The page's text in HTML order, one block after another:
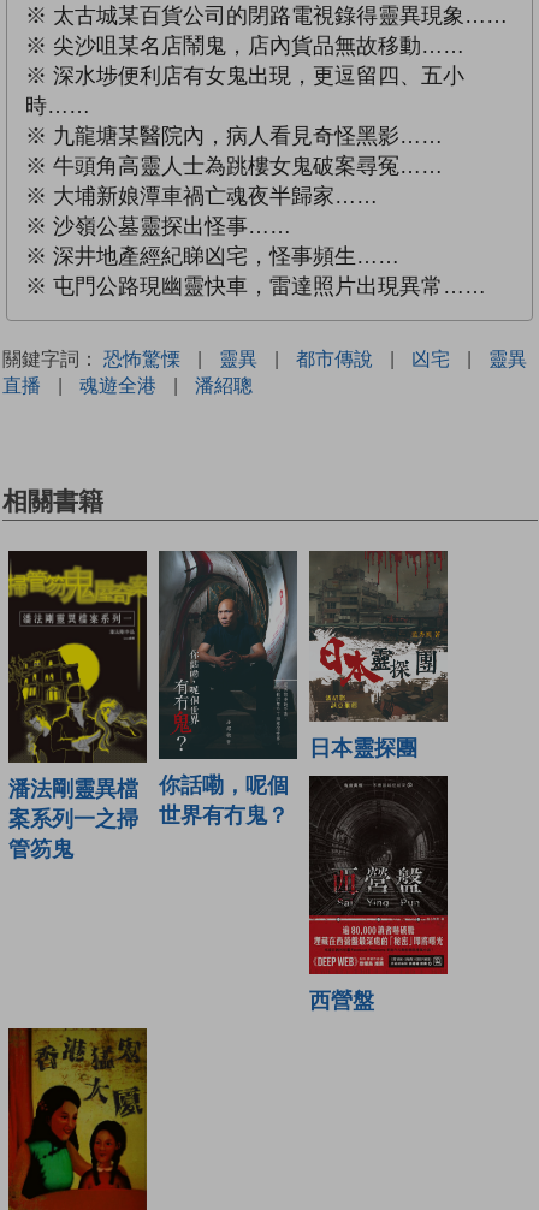
※ 太古城某百貨公司的閉路電視錄得靈異現象……
※ 尖沙咀某名店鬧鬼，店內貨品無故移動……
※ 深水埗便利店有女鬼出現，更逗留四、五小
時……
※ 九龍塘某醫院內，病人看見奇怪黑影……
※ 牛頭角高靈人士為跳樓女鬼破案尋冤……
※ 大埔新娘潭車禍亡魂夜半歸家……
※ 沙嶺公墓靈探出怪事……
※ 深井地產經紀睇凶宅，怪事頻生……
※ 屯門公路現幽靈快車，雷達照片出現異常……
關鍵字詞： 恐怖驚慄 | 靈異 | 都市傳說 | 凶宅 |
靈異
直播
| 魂遊全港 | 潘紹聰
相關書籍
潘法剛靈異檔
案系列一之掃
管笏鬼
你話嘞，呢個
世界有冇鬼？
日本靈探團
西營盤